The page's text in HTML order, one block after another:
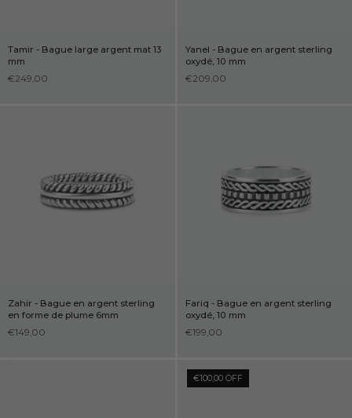
Tamir - Bague large argent mat 13
mm
€249,00
Yanel - Bague en argent sterling
oxydé, 10 mm
€209,00
Zahir - Bague en argent sterling
en forme de plume 6mm
€149,00
Fariq - Bague en argent sterling
oxydé, 10 mm
€199,00
€100,00 OFF